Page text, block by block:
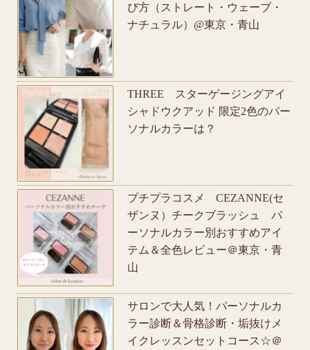
び方（ストレート・ウェーブ・
ナチュラル）@東京・青山
THREE スターゲージングアイ
シャドウクアッド 限定2色のパー
ソナルカラーは？
プチプラコスメ CEZANNE(セ
ザンヌ）チークブラッシュ パ
ーソナルカラー別おすすめアイ
テム＆全色レビュー＠東京・青
山
サロンで大人気！パーソナルカ
ラー診断＆骨格診断・垢抜けメ
イクレッスンセットコース☆＠